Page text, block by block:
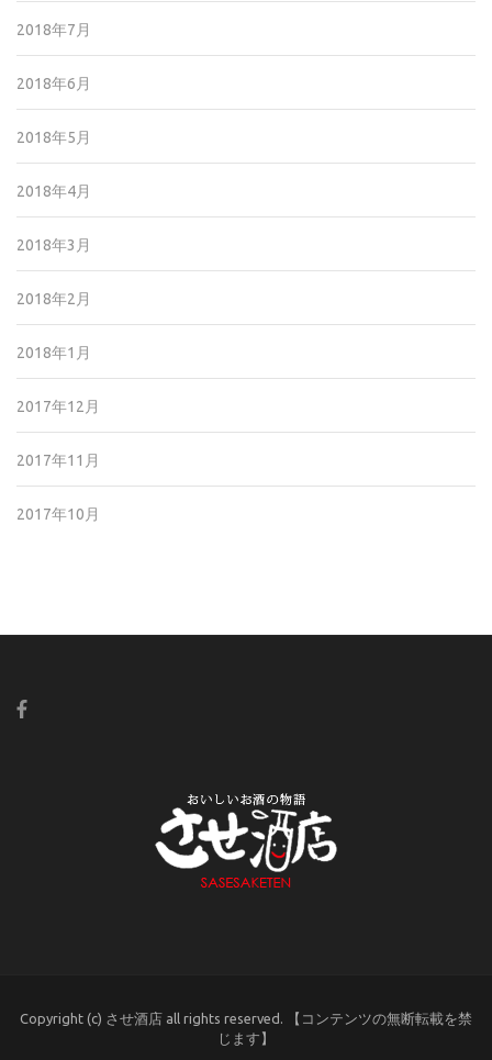
2018年7月
2018年6月
2018年5月
2018年4月
2018年3月
2018年2月
2018年1月
2017年12月
2017年11月
2017年10月
Copyright (c) させ酒店 all rights reserved. 【コンテンツの無断転載を禁
じます】